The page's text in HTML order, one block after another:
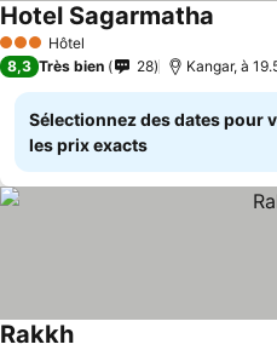
3 ÉtoilesHôtel
Hotel Sagarmatha
8,3 Très bien 28 Kangar, à
Sélectionnez des dates pour
les prix exacts
Rakkh